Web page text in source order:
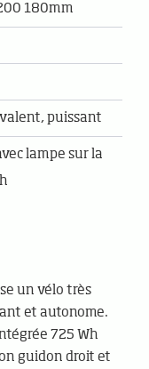
180mm
puissant
lampe sur la
un vélo très
et autonome.
725 Wh
guidon droit et